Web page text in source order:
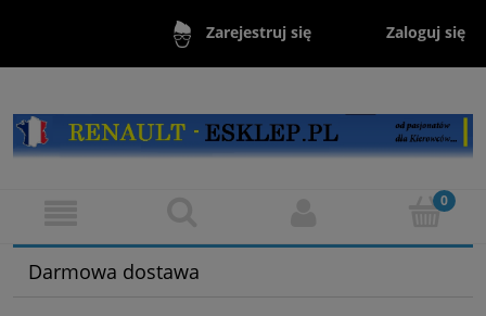
Zarejestruj się Zaloguj się
Darmowa dostawa